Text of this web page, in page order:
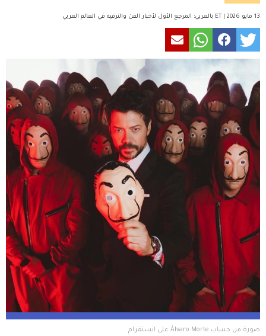
13 مايو 2026 | ET بالعربي: المرجع الأول لأخبار الفن والترفيه في العالم العربي
صورة من حساب Álvaro Morte على انستقرام